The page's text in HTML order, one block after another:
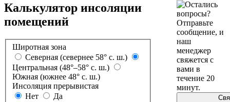
Калькулятор инсоляции
помещений
Широтная зона
Северная (севернее 58° с. ш.)
Центральная (48°–58° с. ш.)
Южная (южнее 48° с. ш.)
Инсоляция прерывистая
Нет
Да
Отправьте
сообщение, и
наш
менеджер
свяжется с
вами в
течение 20
минут.